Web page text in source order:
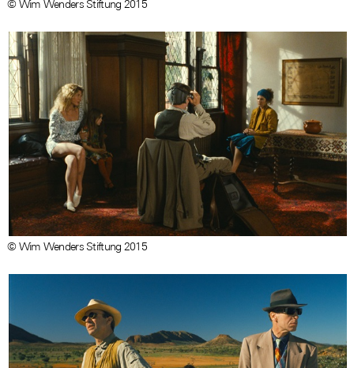
© Wim Wenders Stiftung 2015
© Wim Wenders Stiftung 2015